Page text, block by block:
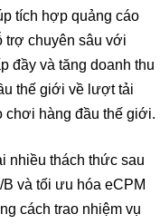
tích hợp quảng cáo
trợ chuyên sâu với
đầy và tăng doanh thu
thế giới về lượt tải
chơi hàng đầu thế giới.
nhiều thách thức sau
và tối ưu hóa eCPM
cách trao nhiệm vụ